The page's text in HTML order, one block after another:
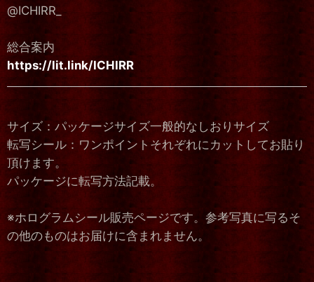
@ICHIRR_
総合案内
https://lit.link/ICHIRR
サイズ：パッケージサイズ一般的なしおりサイズ
転写シール：ワンポイントそれぞれにカットしてお貼り
頂けます。
パッケージに転写方法記載。
※ホログラムシール販売ページです。参考写真に写るそ
の他のものはお届けに含まれません。